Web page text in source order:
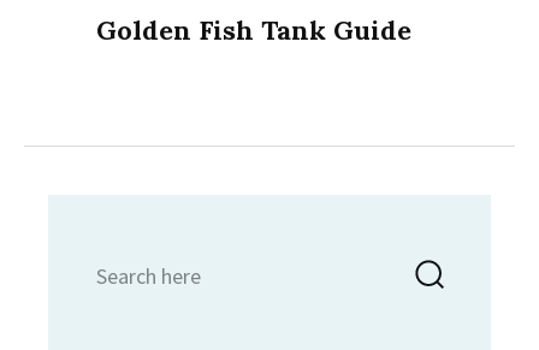
Next
Golden Fish Tank Guide
for: